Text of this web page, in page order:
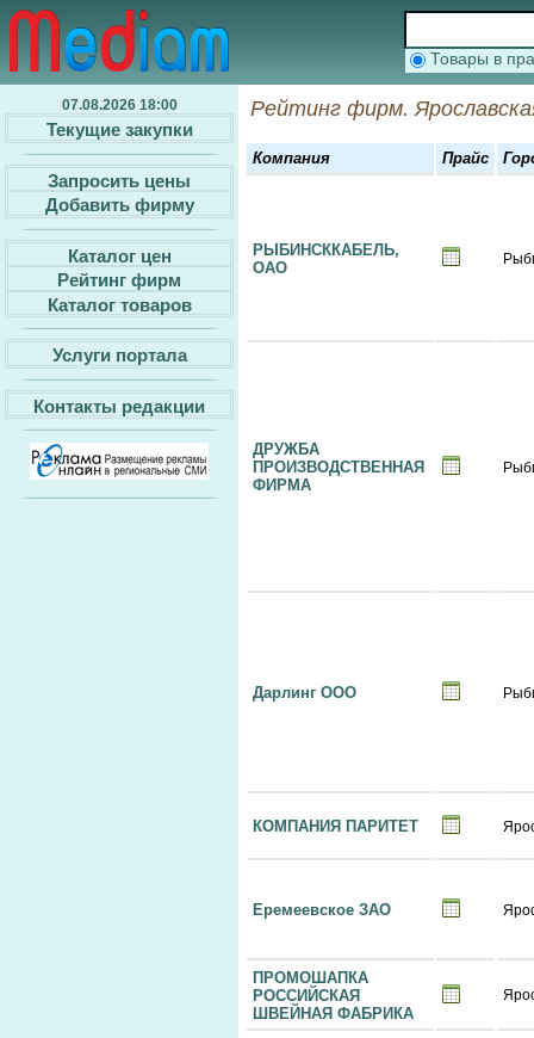
Товары в
07.08.2026 18:00
Текущие закупки
Запросить цены
Добавить фирму
Каталог цен
Рейтинг фирм
Каталог товаров
Услуги портала
Контакты редакции
Рейтинг фирм.
Компания Прайс
РЫБИНСККАБЕЛЬ,
ОАО
ДРУЖБА
ПРОИЗВОДСТВЕННАЯ
ФИРМА
Дарлинг ООО
КОМПАНИЯ ПАРИТЕТ
Еремеевское ЗАО
ПРОМОШАПКА
РОССИЙСКАЯ
ШВЕЙНАЯ ФАБРИКА